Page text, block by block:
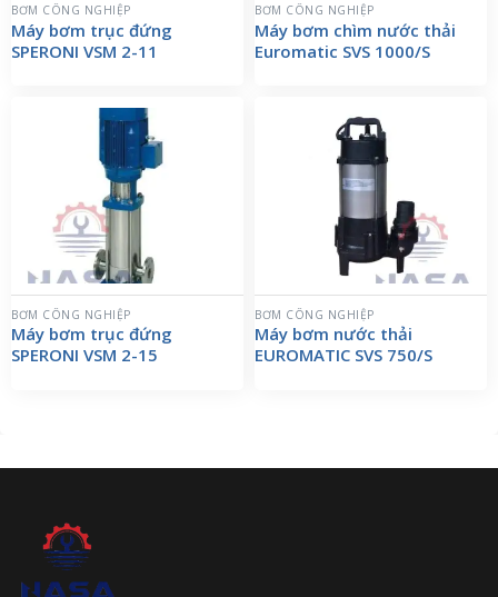
BƠM CÔNG NGHIỆP
Máy bơm trục đứng
SPERONI VSM 2-11
BƠM CÔNG NGHIỆP
Máy bơm chìm nước thải
Euromatic SVS 1000/S
BƠM CÔNG NGHIỆP
Máy bơm trục đứng
SPERONI VSM 2-15
BƠM CÔNG NGHIỆP
Máy bơm nước thải
EUROMATIC SVS 750/S